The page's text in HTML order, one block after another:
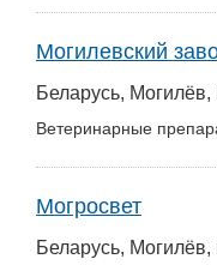
Могилевский
Беларусь,
Ветеринарные
Могросвет
Беларусь, Могилёв,